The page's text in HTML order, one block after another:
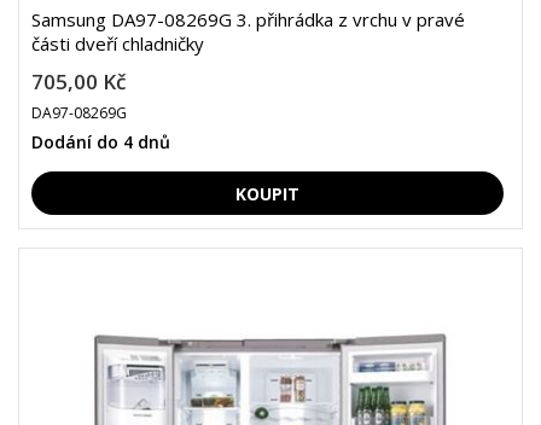
Samsung DA97-08269G 3. přihrádka z vrchu v pravé
části dveří chladničky
705,00 Kč
DA97-08269G
Dodání do 4 dnů